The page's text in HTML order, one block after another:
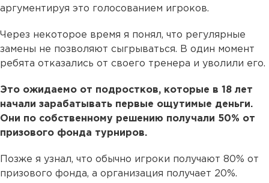
аргументируя это голосованием игроков.
Через некоторое время я понял, что регулярные
замены не позволяют сыгрываться. В один момент
ребята отказались от своего тренера и уволили его.
Это ожидаемо от подростков, которые в 18 лет
начали зарабатывать первые ощутимые деньги.
Они по собственному решению получали 50% от
призового фонда турниров.
Позже я узнал, что обычно игроки получают 80% от
призового фонда, а организация получает 20%.